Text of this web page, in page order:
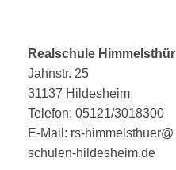
Realschule Himmelsthür
Jahnstr. 25
31137 Hildesheim
Telefon: 05121/3018300
E-Mail: rs-himmelsthuer@
schulen-hildesheim.de